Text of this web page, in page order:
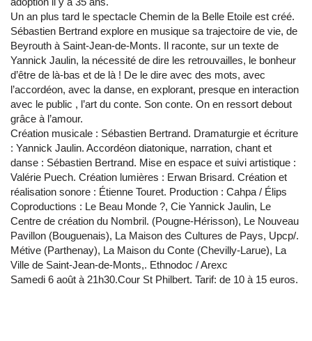
Un an plus tard le spectacle Chemin de la Belle Etoile est créé.
Sébastien Bertrand explore en musique sa trajectoire de vie, de
Beyrouth à Saint-Jean-de-Monts. Il raconte, sur un texte de
Yannick Jaulin, la nécessité de dire les retrouvailles, le bonheur
d’être de là-bas et de là ! De le dire avec des mots, avec
l’accordéon, avec la danse, en explorant, presque en interaction
avec le public , l’art du conte. Son conte. On en ressort debout
grâce à l’amour.
Création musicale : Sébastien Bertrand. Dramaturgie et écriture
: Yannick Jaulin. Accordéon diatonique, narration, chant et
danse : Sébastien Bertrand. Mise en espace et suivi artistique :
Valérie Puech. Création lumières : Erwan Brisard. Création et
réalisation sonore : Étienne Touret. Production : Cahpa / Élips
Coproductions : Le Beau Monde ?, Cie Yannick Jaulin, Le
Centre de création du Nombril. (Pougne-Hérisson), Le Nouveau
Pavillon (Bouguenais), La Maison des Cultures de Pays, Upcp/.
Métive (Parthenay), La Maison du Conte (Chevilly-Larue), La
Ville de Saint-Jean-de-Monts,. Ethnodoc / Arexc
Samedi 6 août à 21h30.Cour St Philbert. Tarif: de 10 à 15 euros.